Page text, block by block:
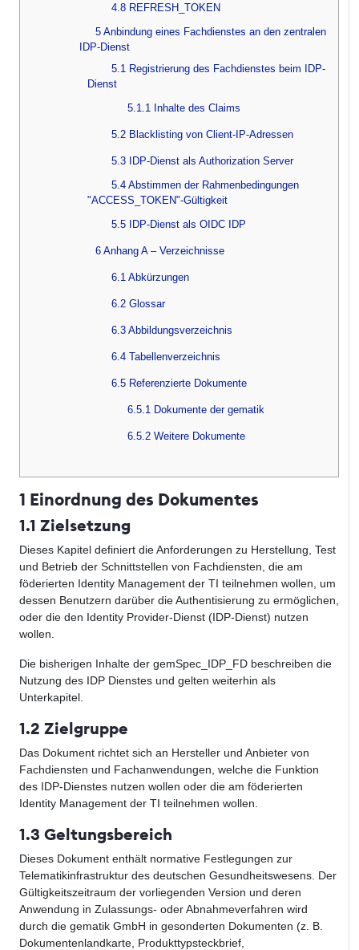
4.8 REFRESH_TOKEN
5 Anbindung eines Fachdienstes an den zentralen
IDP-Dienst
5.1 Registrierung des Fachdienstes beim IDP-
Dienst
5.1.1 Inhalte des Claims
5.2 Blacklisting von Client-IP-Adressen
5.3 IDP-Dienst als Authorization Server
5.4 Abstimmen der Rahmenbedingungen
"ACCESS_TOKEN"-Gültigkeit
5.5 IDP-Dienst als OIDC IDP
6 Anhang A – Verzeichnisse
6.1 Abkürzungen
6.2 Glossar
6.3 Abbildungsverzeichnis
6.4 Tabellenverzeichnis
6.5 Referenzierte Dokumente
6.5.1 Dokumente der gematik
6.5.2 Weitere Dokumente
1 Einordnung des Dokumentes
1.1 Zielsetzung
Dieses Kapitel definiert die Anforderungen zu Herstellung, Test
und Betrieb der Schnittstellen von Fachdiensten, die am
föderierten Identity Management der TI teilnehmen wollen, um
dessen Benutzern darüber die Authentisierung zu ermöglichen,
oder die den Identity Provider-Dienst (IDP-Dienst) nutzen
wollen.
Die bisherigen Inhalte der gemSpec_IDP_FD beschreiben die
Nutzung des IDP Dienstes und gelten weiterhin als
Unterkapitel.
1.2 Zielgruppe
Das Dokument richtet sich an Hersteller und Anbieter von
Fachdiensten und Fachanwendungen, welche die Funktion
des IDP-Dienstes nutzen wollen oder die am föderierten
Identity Management der TI teilnehmen wollen.
1.3 Geltungsbereich
Dieses Dokument enthält normative Festlegungen zur
Telematikinfrastruktur des deutschen Gesundheitswesens. Der
Gültigkeitszeitraum der vorliegenden Version und deren
Anwendung in Zulassungs- oder Abnahmeverfahren wird
durch die gematik GmbH in gesonderten Dokumenten (z. B.
Dokumentenlandkarte, Produkttypsteckbrief,